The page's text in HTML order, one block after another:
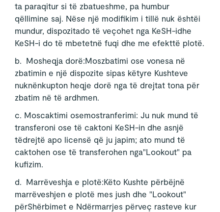
ta paraqitur si të zbatueshme, pa humbur
qëllimine saj. Nëse një modifikim i tillë nuk ështëi
mundur, dispozitado të veçohet nga KeSH-idhe
KeSH-i do të mbetetnë fuqi dhe me efekttë plotë.
b. Mosheqja dorë:Moszbatimi ose vonesa në
zbatimin e një dispozite sipas këtyre Kushteve
nuknënkupton heqje dorë nga të drejtat tona për
zbatim në të ardhmen.
c. Moscaktimi osemostranferimi: Ju nuk mund të
transferoni ose të caktoni KeSH-in dhe asnjë
tëdrejtë apo licensë që ju japim; ato mund të
caktohen ose të transferohen nga"Lookout" pa
kufizim.
d. Marrëveshja e plotë:Këto Kushte përbëjnë
marrëveshjen e plotë mes jush dhe "Lookout"
përShërbimet e Ndërmarrjes përveç rasteve kur